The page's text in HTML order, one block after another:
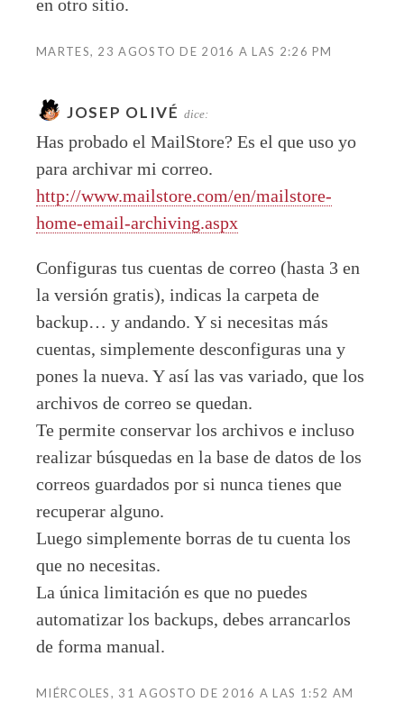
en otro sitio.
MARTES, 23 AGOSTO DE 2016 A LAS 2:26 PM
JOSEP OLIVÉ dice:
Has probado el MailStore? Es el que uso yo
para archivar mi correo.
http://www.mailstore.com/en/mailstore-
home-email-archiving.aspx
Configuras tus cuentas de correo (hasta 3 en
la versión gratis), indicas la carpeta de
backup… y andando. Y si necesitas más
cuentas, simplemente desconfiguras una y
pones la nueva. Y así las vas variado, que los
archivos de correo se quedan.
Te permite conservar los archivos e incluso
realizar búsquedas en la base de datos de los
correos guardados por si nunca tienes que
recuperar alguno.
Luego simplemente borras de tu cuenta los
que no necesitas.
La única limitación es que no puedes
automatizar los backups, debes arrancarlos
de forma manual.
MIÉRCOLES, 31 AGOSTO DE 2016 A LAS 1:52 AM